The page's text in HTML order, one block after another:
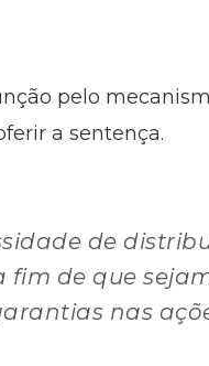
pelo
a sentença.
de
de que
nas